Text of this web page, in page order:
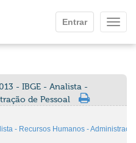
Entrar
- IBGE - Analista -
de Pessoal
- Recursos Humanos -